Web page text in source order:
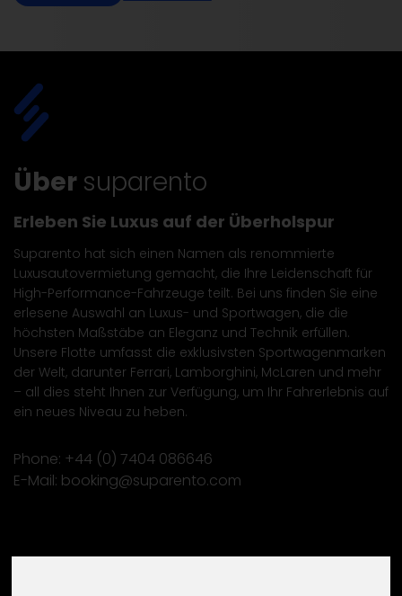
Über suparento
Erleben Sie Luxus auf der Überholspur
Suparento hat sich einen Namen als renommierte
Luxusautovermietung gemacht, die Ihre Leidenschaft für
High-Performance-Fahrzeuge teilt. Bei uns finden Sie eine
erlesene Auswahl an Luxus- und Sportwagen, die die
höchsten Maßstäbe an Eleganz und Technik erfüllen.
Unsere Flotte umfasst die exklusivsten Sportwagenmarken
der Welt, darunter Ferrari, Lamborghini, McLaren und mehr
– all dies steht Ihnen zur Verfügung, um Ihr Fahrerlebnis auf
ein neues Niveau zu heben.
Phone: +44 (0) 7404 086646
E-Mail: booking@suparento.com